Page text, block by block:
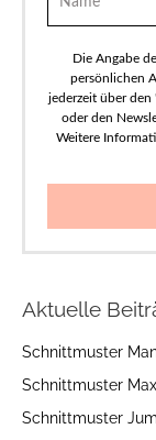
Die Angabe
persönlichen
jederzeit über den
oder den
Weitere
Aktuelle
Schnittmuster
Schnittmuster
Schnittmuster